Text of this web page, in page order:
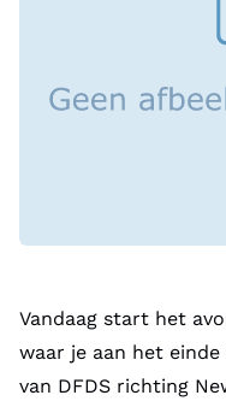
Vandaag start het
waar je aan het
van DFDS richting